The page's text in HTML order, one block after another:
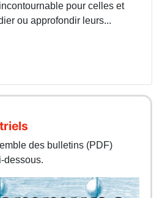
pour celles et
ou approfondir leurs...
des bulletins (PDF)
dessous.